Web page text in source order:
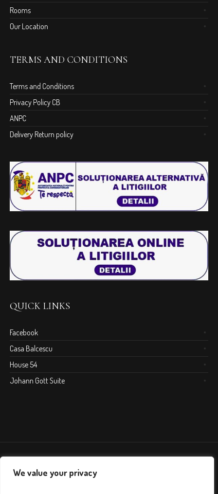
We value your privacy
Rooms
Our Location
TERMS AND CONDITIONS
Terms and Conditions
Privacy Policy CB
ANPC
Delivery Return policy
QUICK LINKS
Facebook
Casa Balcescu
House 54
Johann Gott Suite